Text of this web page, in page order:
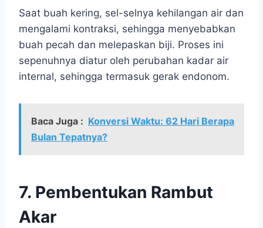
Saat buah kering, sel-selnya kehilangan air dan
mengalami kontraksi, sehingga menyebabkan
buah pecah dan melepaskan biji. Proses ini
sepenuhnya diatur oleh perubahan kadar air
internal, sehingga termasuk gerak endonom.
Baca Juga : Konversi Waktu: 62 Hari Berapa
Bulan Tepatnya?
7. Pembentukan Rambut
Akar